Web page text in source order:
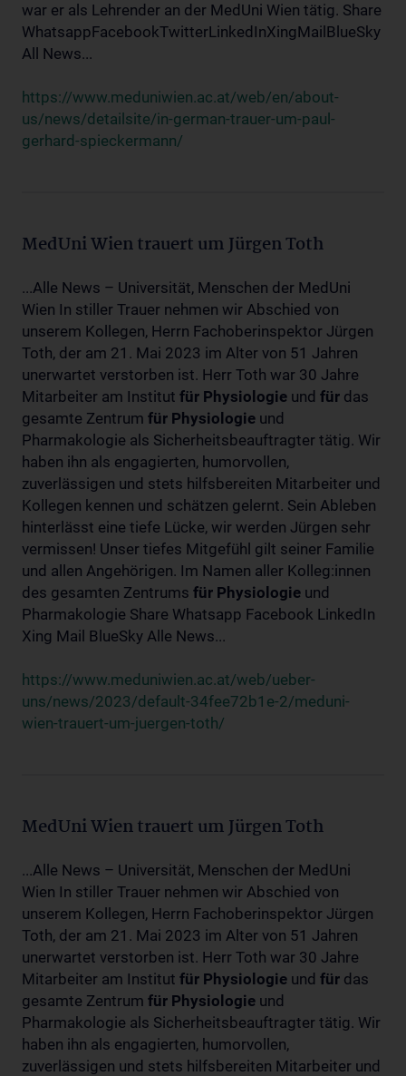
war er als Lehrender an der MedUni Wien tätig. Share
WhatsappFacebookTwitterLinkedInXingMailBlueSky
All News...
https://www.meduniwien.ac.at/web/en/about-
us/news/detailsite/in-german-trauer-um-paul-
gerhard-spieckermann/
MedUni Wien trauert um Jürgen Toth
...Alle News – Universität, Menschen der MedUni
Wien In stiller Trauer nehmen wir Abschied von
unserem Kollegen, Herrn Fachoberinspektor Jürgen
Toth, der am 21. Mai 2023 im Alter von 51 Jahren
unerwartet verstorben ist. Herr Toth war 30 Jahre
Mitarbeiter am Institut für Physiologie und für das
gesamte Zentrum für Physiologie und
Pharmakologie als Sicherheitsbeauftragter tätig. Wir
haben ihn als engagierten, humorvollen,
zuverlässigen und stets hilfsbereiten Mitarbeiter und
Kollegen kennen und schätzen gelernt. Sein Ableben
hinterlässt eine tiefe Lücke, wir werden Jürgen sehr
vermissen! Unser tiefes Mitgefühl gilt seiner Familie
und allen Angehörigen. Im Namen aller Kolleg:innen
des gesamten Zentrums für Physiologie und
Pharmakologie Share Whatsapp Facebook LinkedIn
Xing Mail BlueSky Alle News...
https://www.meduniwien.ac.at/web/ueber-
uns/news/2023/default-34fee72b1e-2/meduni-
wien-trauert-um-juergen-toth/
MedUni Wien trauert um Jürgen Toth
...Alle News – Universität, Menschen der MedUni
Wien In stiller Trauer nehmen wir Abschied von
unserem Kollegen, Herrn Fachoberinspektor Jürgen
Toth, der am 21. Mai 2023 im Alter von 51 Jahren
unerwartet verstorben ist. Herr Toth war 30 Jahre
Mitarbeiter am Institut für Physiologie und für das
gesamte Zentrum für Physiologie und
Pharmakologie als Sicherheitsbeauftragter tätig. Wir
haben ihn als engagierten, humorvollen,
zuverlässigen und stets hilfsbereiten Mitarbeiter und